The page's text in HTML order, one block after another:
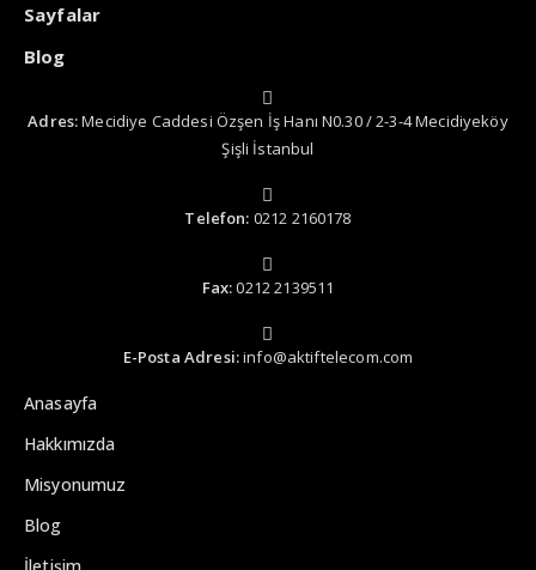
Sayfalar
Blog
Adres:Mecidiye Caddesi Özşen İş Hanı N0.30 / 2-3-4 Mecidiyeköy
Şişli İstanbul
Telefon: 0212 2160178
Fax:0212 2139511
E-Posta Adresi:info@aktiftelecom.com
Anasayfa
Hakkımızda
Misyonumuz
Blog